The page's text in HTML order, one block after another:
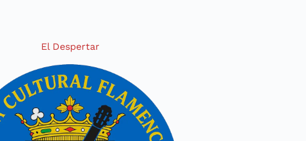
El Despertar